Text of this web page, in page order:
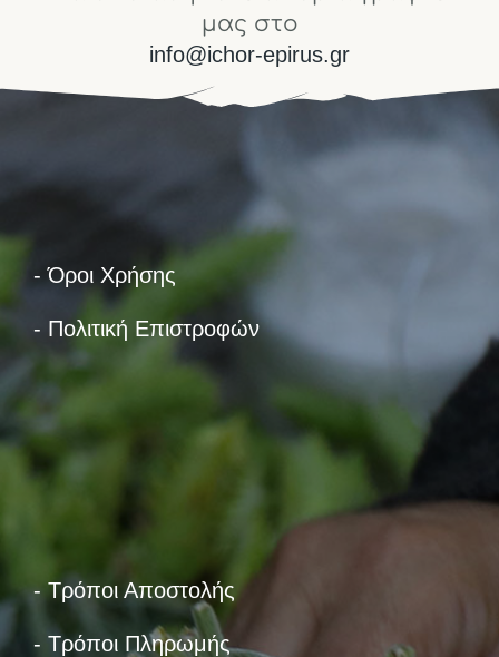
μας στο
info@ichor-epirus.gr
- Όροι Χρήσης
- Πολιτική Επιστροφών
- Τρόποι Αποστολής
- Τρόποι Πληρωμής